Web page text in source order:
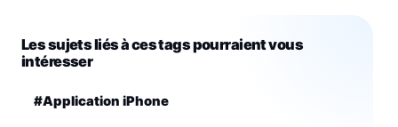
Les sujets liés à ces tags pourraient vous
intéresser
#Application iPhone